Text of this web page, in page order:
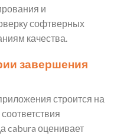
и
софтверных
качества.
завершения
строится на
cabura оценивает